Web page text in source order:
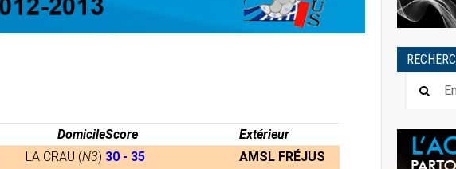
DomicileScore
Extérieur
LA CRAU (N3) 30 - 35 AMSL FRÉJUS